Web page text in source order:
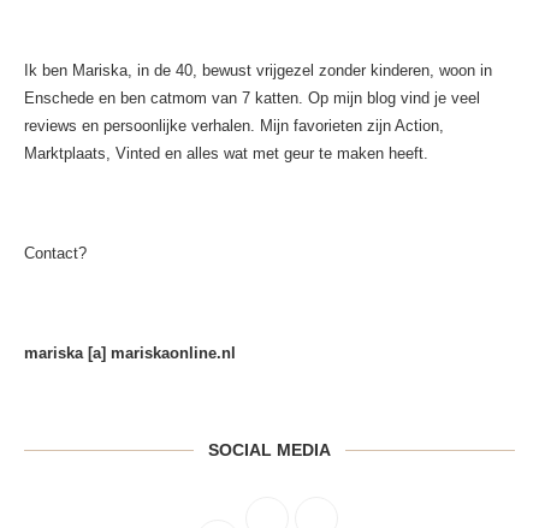
Ik ben Mariska, in de 40, bewust vrijgezel zonder kinderen, woon in
Enschede en ben catmom van 7 katten. Op mijn blog vind je veel
reviews en persoonlijke verhalen. Mijn favorieten zijn Action,
Marktplaats, Vinted en alles wat met geur te maken heeft.
Contact?
mariska [a] mariskaonline.nl
SOCIAL MEDIA